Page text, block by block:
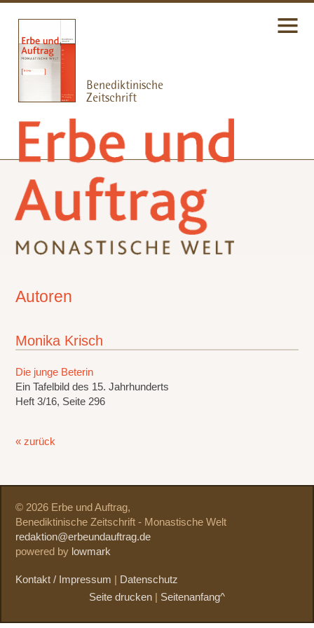
Autoren
Monika Krisch
Die junge Beterin
Ein Tafelbild des 15. Jahrhunderts
Heft 3/16, Seite 296
« zurück
© 2026 Erbe und Auftrag,
Benediktinische Zeitschrift - Monastische Welt
redaktion@erbeundauftrag.de
powered by lowmark
Kontakt / Impressum
Datenschutz
Seite drucken
Seitenanfang^